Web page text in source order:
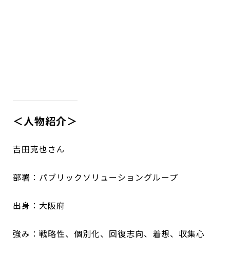
＜人物紹介＞
吉田克也さん
部署：パブリックソリューショングループ
出身：大阪府
強み：戦略性、個別化、回復志向、着想、収集心